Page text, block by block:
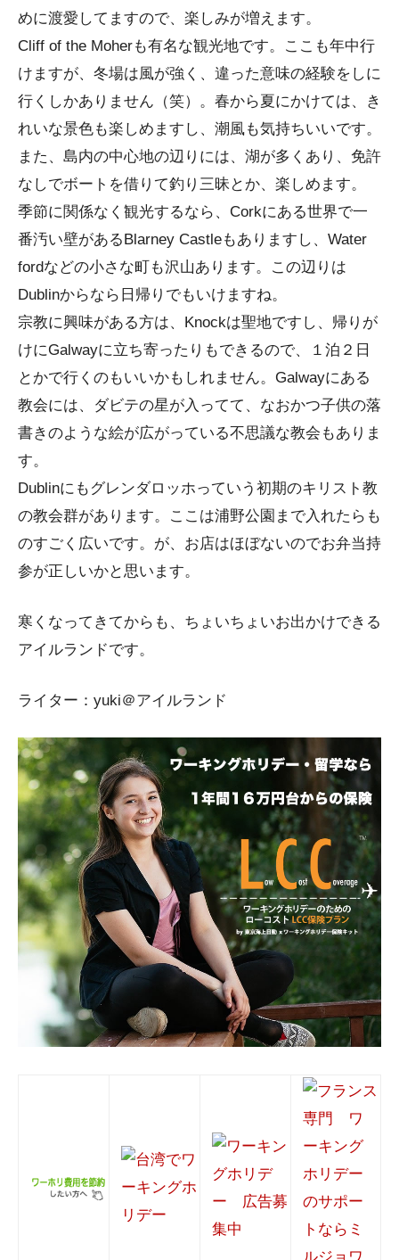
めに渡愛してますので、楽しみが増えます。
Cliff of the Moherも有名な観光地です。ここも年中行
けますが、冬場は風が強く、違った意味の経験をしに
行くしかありません（笑）。春から夏にかけては、き
れいな景色も楽しめますし、潮風も気持ちいいです。
また、島内の中心地の辺りには、湖が多くあり、免許
なしでボートを借りて釣り三昧とか、楽しめます。
季節に関係なく観光するなら、Corkにある世界で一
番汚い壁があるBlarney Castleもありますし、Water
fordなどの小さな町も沢山あります。この辺りは
Dublinからなら日帰りでもいけますね。
宗教に興味がある方は、Knockは聖地ですし、帰りが
けにGalwayに立ち寄ったりもできるので、１泊２日
とかで行くのもいいかもしれません。Galwayにある
教会には、ダビテの星が入ってて、なおかつ子供の落
書きのような絵が広がっている不思議な教会もありま
す。
Dublinにもグレンダロッホっていう初期のキリスト教
の教会群があります。ここは浦野公園まで入れたらも
のすごく広いです。が、お店はほぼないのでお弁当持
参が正しいかと思います。
寒くなってきてからも、ちょいちょいお出かけできる
アイルランドです。
ライター：yuki＠アイルランド